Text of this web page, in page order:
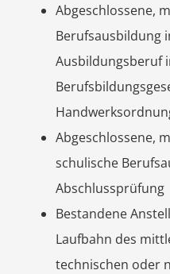
Abgeschlossene,
Berufsausbildung
Ausbildungsberuf
Abgeschlossene,
schulische
Abschlussprüfung
Bestandene
Laufbahn des
technischen oder